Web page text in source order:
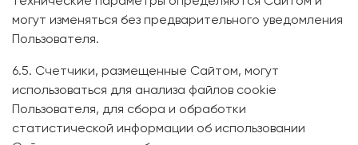
могут изменяться без предварительного уведомления
Пользователя.
6.5. Счетчики, размещенные Сайтом, могут
использоваться для анализа файлов cookie
Пользователя, для сбора и обработки
статистической информации об использовании